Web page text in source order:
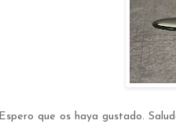
Espero que os haya gustado.